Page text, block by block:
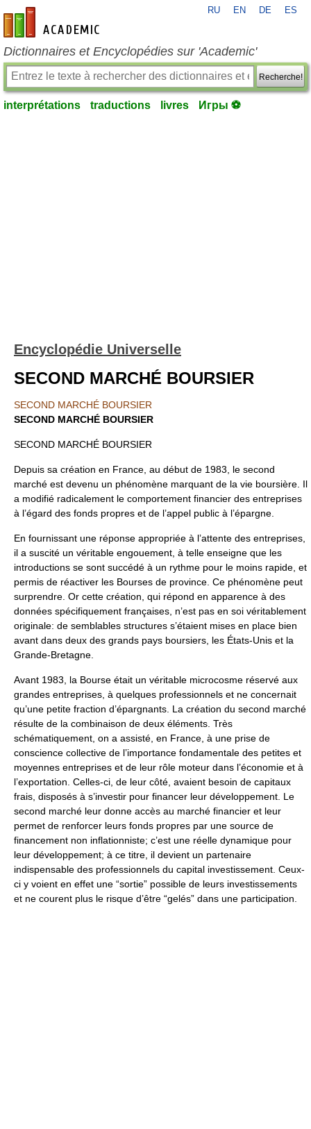
fr-academic.com
RU EN DE ES
Dictionnaires et Encyclopédies sur 'Academic'
Recherche!
interprétations traductions livres Игры ⚽
Encyclopédie Universelle
SECOND MARCHÉ BOURSIER
SECOND MARCHÉ BOURSIER
SECOND MARCHÉ BOURSIER
SECOND MARCHÉ BOURSIER
Depuis sa création en France, au début de 1983, le second
marché est devenu un phénomène marquant de la vie boursière. Il
a modifié radicalement le comportement financier des entreprises
à l’égard des fonds propres et de l’appel public à l’épargne.
En fournissant une réponse appropriée à l’attente des entreprises,
il a suscité un véritable engouement, à telle enseigne que les
introductions se sont succédé à un rythme pour le moins rapide, et
permis de réactiver les Bourses de province. Ce phénomène peut
surprendre. Or cette création, qui répond en apparence à des
données spécifiquement françaises, n’est pas en soi véritablement
originale: de semblables structures s’étaient mises en place bien
avant dans deux des grands pays boursiers, les États-Unis et la
Grande-Bretagne.
Avant 1983, la Bourse était un véritable microcosme réservé aux
grandes entreprises, à quelques professionnels et ne concernait
qu’une petite fraction d’épargnants. La création du second marché
résulte de la combinaison de deux éléments. Très
schématiquement, on a assisté, en France, à une prise de
conscience collective de l’importance fondamentale des petites et
moyennes entreprises et de leur rôle moteur dans l’économie et à
l’exportation. Celles-ci, de leur côté, avaient besoin de capitaux
frais, disposés à s’investir pour financer leur développement. Le
second marché leur donne accès au marché financier et leur
permet de renforcer leurs fonds propres par une source de
financement non inflationniste; c’est une réelle dynamique pour
leur développement; à ce titre, il devient un partenaire
indispensable des professionnels du capital investissement. Ceux-
ci y voient en effet une “sortie” possible de leurs investissements
et ne courent plus le risque d’être “gelés” dans une participation.